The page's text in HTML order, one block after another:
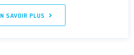
SAVOIR PLUS